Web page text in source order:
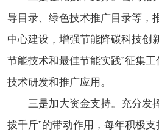
导目录、绿色技术推广目录等，
中心建设，增强节能降碳科技创
节能技术和最佳节能实践”征集
技术研发和推广应用。
三是加大资金支持。充分发
拨千斤”的带动作用，每年积极